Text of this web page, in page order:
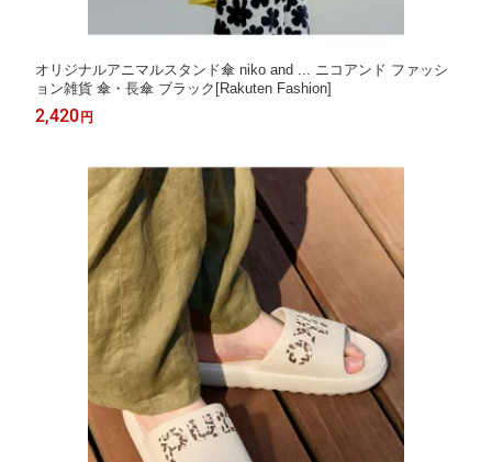
オリジナルアニマルスタンド傘 niko and ... ニコアンド ファッシ
ョン雑貨 傘・長傘 ブラック[Rakuten Fashion]
2,420 円